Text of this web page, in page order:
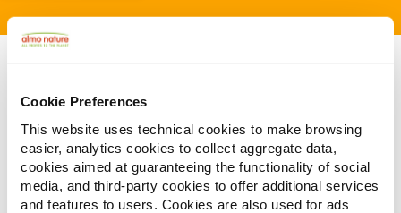
Cookie Preferences
This website uses technical cookies to make browsing
easier, analytics cookies to collect aggregate data,
cookies aimed at guaranteeing the functionality of social
media, and third-party cookies to offer additional services
and features to users. Cookies are also used for ads
Liittyvät artikkelit